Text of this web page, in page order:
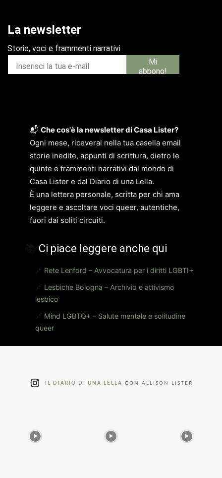
📬 Che cos'è la newsletter di Casa Lister?
Ogni mese, riceverai nella tua casella email
storie inedite, appunti di scrittura, dietro le
quinte e frammenti narrativi dal mondo di
Casa Lister e dal Diario di una Lella.
È una lettera personale, scritta per chi ama
leggere e ascoltare voci queer, autentiche,
fuori dai soliti circuiti.
Ci piace leggere anche qui
🔗 Rete Lenford – Avvocatura per i diritti LGBTI+
🔗 Lesbiche Bologna – Archivio e attivismo
lesbico
🔗 Mind LGBTQ+ – Salute mentale e solitudine
queer
IL DIARIO DI UNA LELLA CON ALLISON LISTER